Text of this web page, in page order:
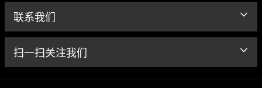
联系我们
扫一扫关注我们